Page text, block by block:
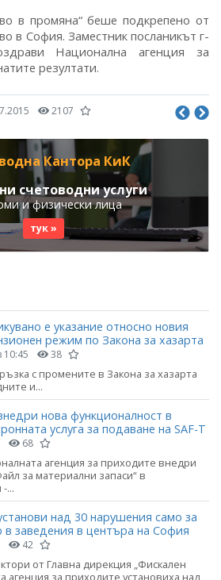
в промяна“ беше подкрепено от
в София. Заместник посланикът г-
Национална агенция за
резултати.
2107
Кантора КиК
счетоводни услуги
и физически лица
тук »
е указание относно новия
режим по Закона за хазарта
10:45 38
с промените в Закона за хазарта
и...
нова функционалност в
услуга за подаване на SAF-T
68
агенция за приходите внедри
за материални запаси“ в
...
над 30 нарушения само за
в заведения в центъра на София
42
от Главна дирекция „Фискален